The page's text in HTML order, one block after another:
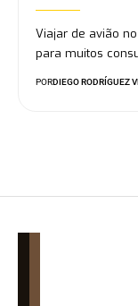
Viajar de avião
para muitos
PORDIEGO RODRÍGUEZ